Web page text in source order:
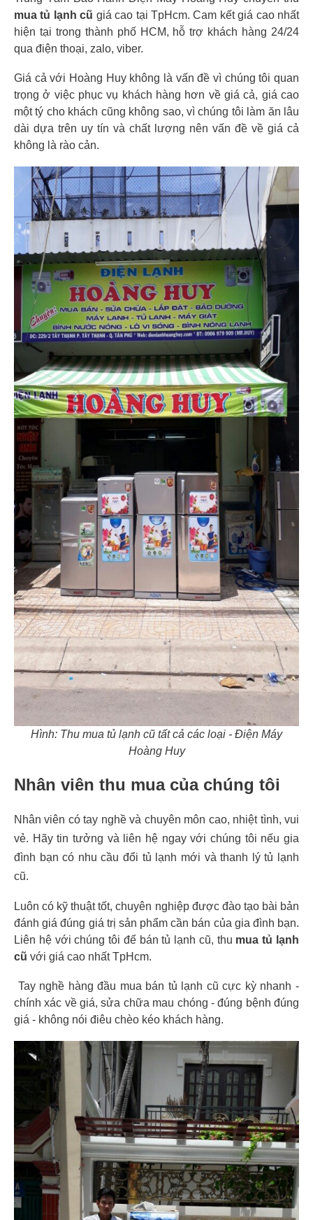
mua tủ lạnh cũ giá cao tại TpHcm. Cam kết giá cao nhất
hiện tại trong thành phố HCM, hỗ trợ khách hàng 24/24
qua điện thoại, zalo, viber.
Giá cả với Hoàng Huy không là vấn đề vì chúng tôi quan
trọng ở việc phục vụ khách hàng hơn về giá cả, giá cao
một tý cho khách cũng không sao, vì chúng tôi làm ăn lâu
dài dựa trên uy tín và chất lượng nên vấn đề về giá cả
không là rào cản.
Hình: Thu mua tủ lạnh cũ tất cả các loại - Điện Máy
Hoàng Huy
Nhân viên thu mua của chúng tôi
Nhân viên có tay nghề và chuyên môn cao, nhiệt tình, vui
vẻ. Hãy tin tưởng và liên hệ ngay với chúng tôi nếu gia
đình bạn có nhu cầu đổi tủ lạnh mới và thanh lý tủ lạnh
cũ.
Luôn có kỹ thuật tốt, chuyên nghiệp được đào tạo bài bản
đánh giá đúng giá trị sản phẩm cần bán của gia đình bạn.
Liên hệ với chúng tôi để bán tủ lạnh cũ, thu mua tủ lạnh
cũ với giá cao nhất TpHcm.
Tay nghề hàng đầu mua bán tủ lạnh cũ cực kỳ nhanh -
chính xác về giá, sửa chữa mau chóng - đúng bệnh đúng
giá - không nói điêu chèo kéo khách hàng.